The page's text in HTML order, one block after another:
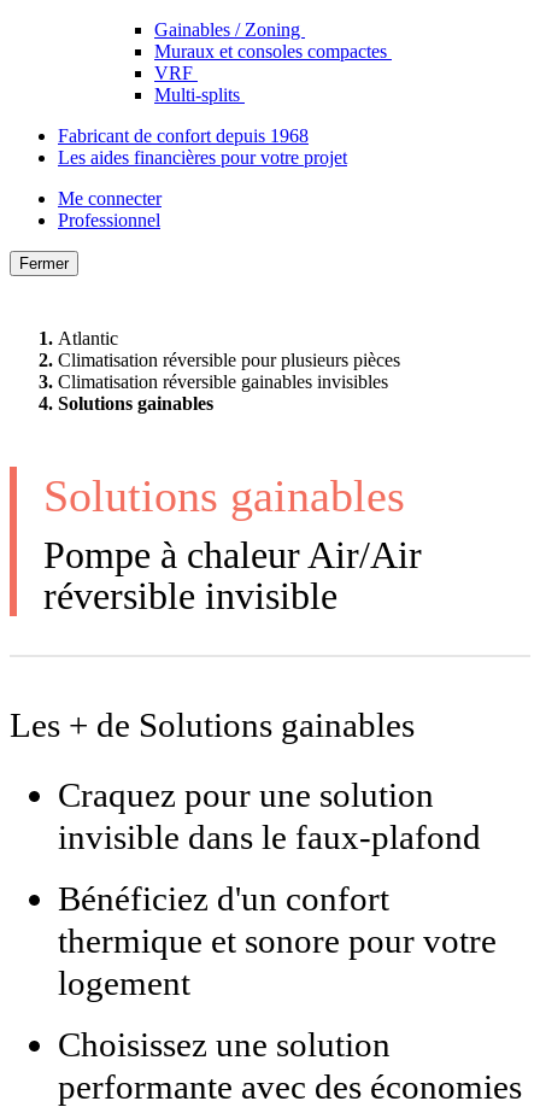
Gainables / Zoning
Muraux et consoles compactes
VRF
Multi-splits
Fabricant de confort depuis 1968
Les aides financières pour votre projet
Me connecter
Professionnel
Fermer
Atlantic
Climatisation réversible pour plusieurs pièces
Climatisation réversible gainables invisibles
Solutions gainables
Solutions gainables
Pompe à chaleur Air/Air
réversible invisible
Les + de Solutions gainables
Craquez pour une solution
invisible dans le faux-plafond
Bénéficiez d'un confort
thermique et sonore pour votre
logement
Choisissez une solution
performante avec des économies